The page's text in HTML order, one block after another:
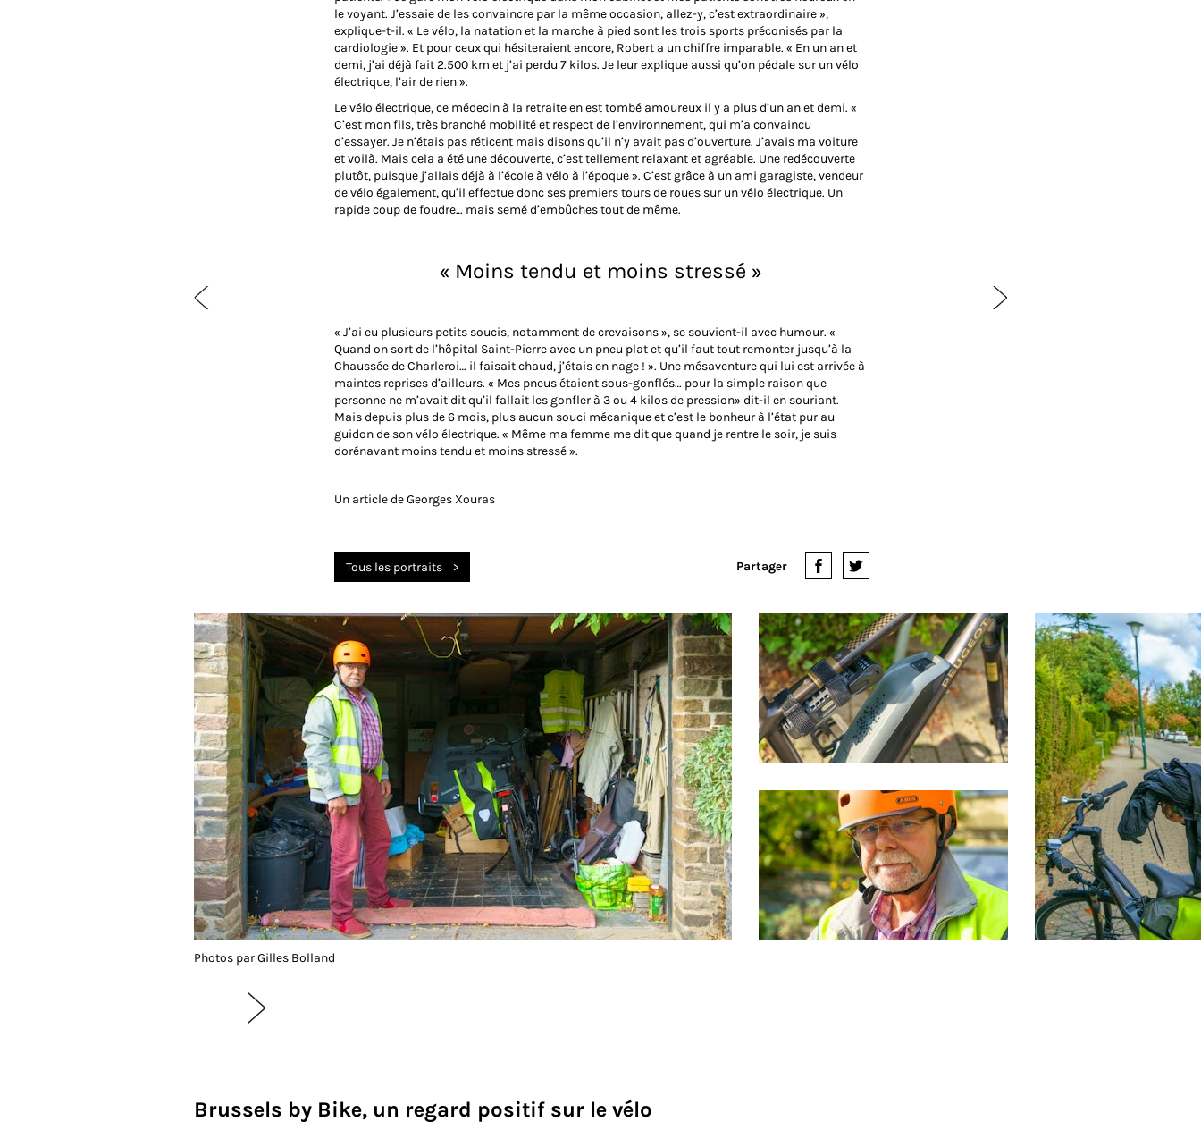
le voyant. J’essaie de les convaincre par la même occasion, allez-y, c’est extraordinaire »,
explique-t-il. « Le vélo, la natation et la marche à pied sont les trois sports préconisés par la
cardiologie ». Et pour ceux qui hésiteraient encore, Robert a un chiffre imparable. « En un an et
demi, j’ai déjà fait 2.500 km et j’ai perdu 7 kilos. Je leur explique aussi qu’on pédale sur un vélo
électrique, l’air de rien ».
Le vélo électrique, ce médecin à la retraite en est tombé amoureux il y a plus d’un an et demi. «
C’est mon fils, très branché mobilité et respect de l’environnement, qui m’a convaincu
d’essayer. Je n’étais pas réticent mais disons qu’il n’y avait pas d’ouverture. J’avais ma voiture
et voilà. Mais cela a été une découverte, c’est tellement relaxant et agréable. Une redécouverte
plutôt, puisque j’allais déjà à l’école à vélo à l’époque ». C’est grâce à un ami garagiste, vendeur
de vélo également, qu’il effectue donc ses premiers tours de roues sur un vélo électrique. Un
rapide coup de foudre… mais semé d’embûches tout de même.
« Moins tendu et moins stressé »
« J’ai eu plusieurs petits soucis, notamment de crevaisons », se souvient-il avec humour. «
Quand on sort de l’hôpital Saint-Pierre avec un pneu plat et qu’il faut tout remonter jusqu’à la
Chaussée de Charleroi… il faisait chaud, j’étais en nage ! ». Une mésaventure qui lui est arrivée à
maintes reprises d’ailleurs. « Mes pneus étaient sous-gonflés… pour la simple raison que
personne ne m’avait dit qu’il fallait les gonfler à 3 ou 4 kilos de pression» dit-il en souriant.
Mais depuis plus de 6 mois, plus aucun souci mécanique et c’est le bonheur à l’état pur au
guidon de son vélo électrique. « Même ma femme me dit que quand je rentre le soir, je suis
dorénavant moins tendu et moins stressé ».
Un article de Georges Xouras
Tous les portraits Partager
Photos par Gilles Bolland
Brussels by Bike, un regard positif sur le vélo